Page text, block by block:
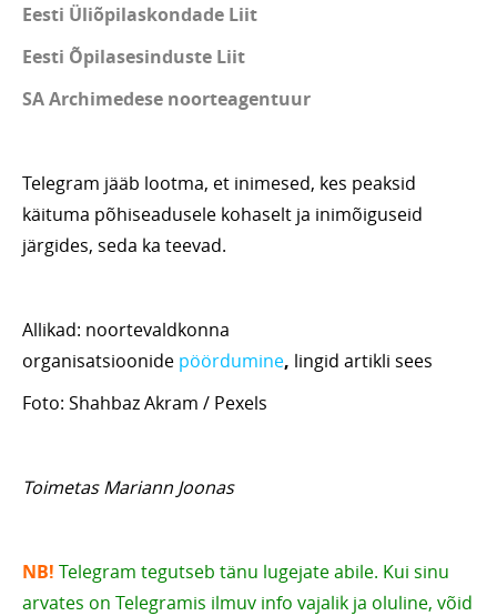
Eesti Üliõpilaskondade Liit
Eesti Õpilasesinduste Liit
SA Archimedese noorteagentuur
Telegram jääb lootma, et inimesed, kes peaksid
käituma põhiseadusele kohaselt ja inimõiguseid
järgides, seda ka teevad.
Allikad: noortevaldkonna
organisatsioonide pöördumine, lingid artikli sees
Foto: Shahbaz Akram / Pexels
Toimetas Mariann Joonas
NB! Telegram tegutseb tänu lugejate abile. Kui sinu
arvates on Telegramis ilmuv info vajalik ja oluline, võid